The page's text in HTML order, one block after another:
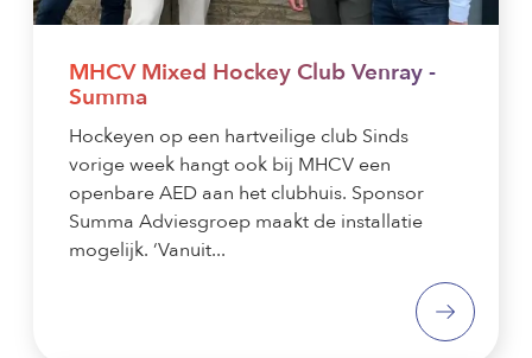
MHCV Mixed Hockey Club Venray -
Summa
Hockeyen op een hartveilige club Sinds
vorige week hangt ook bij MHCV een
openbare AED aan het clubhuis. Sponsor
Summa Adviesgroep maakt de installatie
mogelijk. ‘Vanuit...